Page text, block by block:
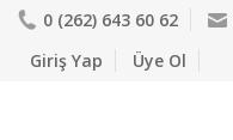
0 (262) 643 60 62
Giriş Yap
Üye Ol